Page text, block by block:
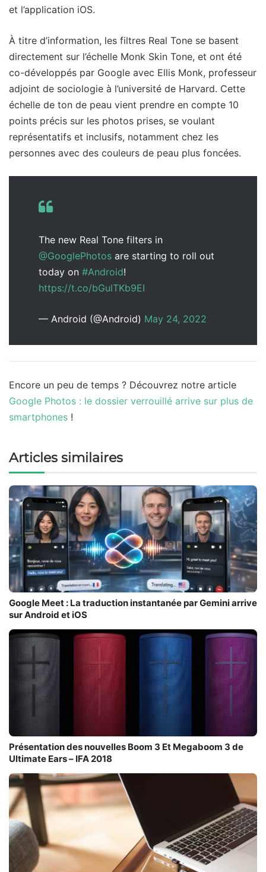
et l’application iOS.
À titre d’information, les filtres Real Tone se basent
directement sur l’échelle Monk Skin Tone, et ont été
co-développés par Google avec Ellis Monk, professeur
adjoint de sociologie à l’université de Harvard. Cette
échelle de ton de peau vient prendre en compte 10
points précis sur les photos prises, se voulant
représentatifs et inclusifs, notamment chez les
personnes avec des couleurs de peau plus foncées.
The new Real Tone filters in
@GooglePhotos are starting to roll out
today on #Android!
https://t.co/bGulTKb9EI
— Android (@Android) May 24, 2022
Encore un peu de temps ? Découvrez notre article
Google Photos : le dossier verrouillé arrive sur plus de
smartphones !
Articles similaires
Google Meet : La traduction instantanée par Gemini arrive
sur Android et iOS
Présentation des nouvelles Boom 3 Et Megaboom 3 de
Ultimate Ears – IFA 2018